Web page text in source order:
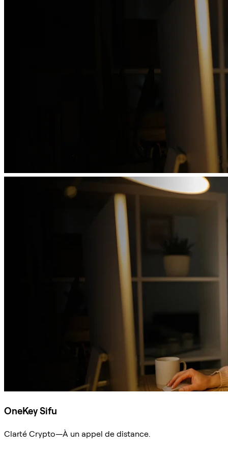
OneKey Sifu
Clarté Crypto—À un appel de distance.